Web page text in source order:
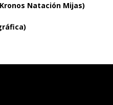
Natación Mijas)